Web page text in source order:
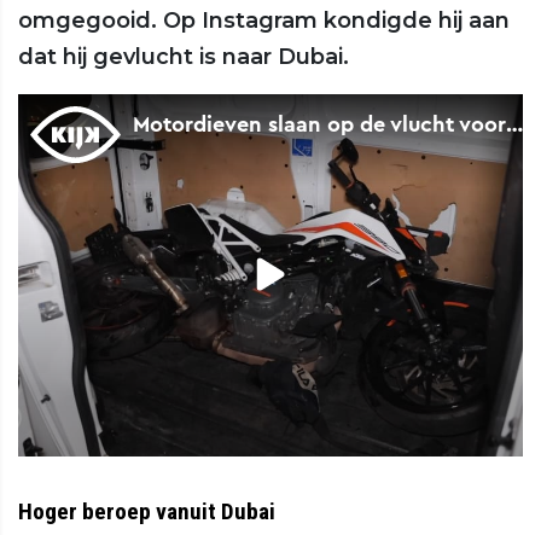
omgegooid. Op Instagram kondigde hij aan
dat hij gevlucht is naar Dubai.
Hoger beroep vanuit Dubai